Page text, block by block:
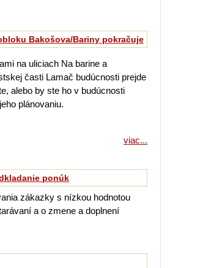
Bakošova/Bariny pokračuje
na uliciach Na barine a
časti Lamač budúcnosti prejde
alebo by ste ho v budúcnosti
plánovaniu.
viac...
ponúk
zákazky s nízkou hodnotou
a o zmene a doplnení